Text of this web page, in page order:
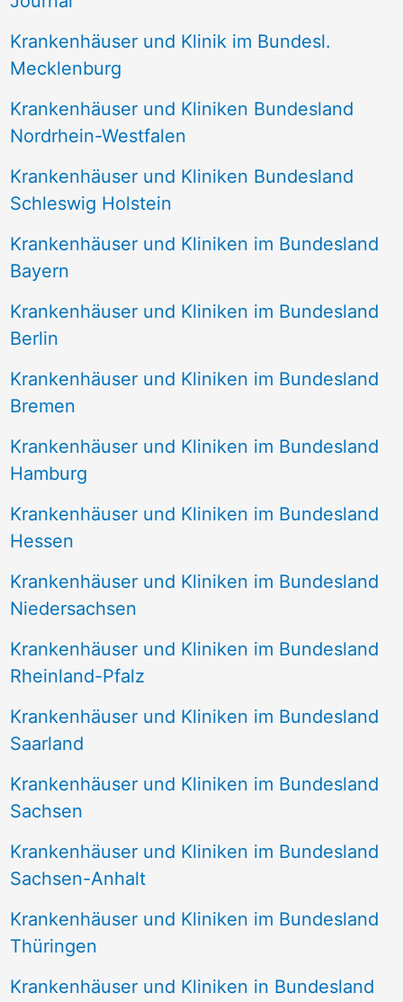
c
:
Krankenhäuser und Klinik im Bundesl.
Mecklenburg
Krankenhäuser und Kliniken Bundesland
Nordrhein-Westfalen
Krankenhäuser und Kliniken Bundesland
Schleswig Holstein
Krankenhäuser und Kliniken im Bundesland
Bayern
Krankenhäuser und Kliniken im Bundesland
Berlin
Krankenhäuser und Kliniken im Bundesland
Bremen
Krankenhäuser und Kliniken im Bundesland
Hamburg
Krankenhäuser und Kliniken im Bundesland
Hessen
Krankenhäuser und Kliniken im Bundesland
Niedersachsen
Krankenhäuser und Kliniken im Bundesland
Rheinland-Pfalz
Krankenhäuser und Kliniken im Bundesland
Saarland
Krankenhäuser und Kliniken im Bundesland
Sachsen
Krankenhäuser und Kliniken im Bundesland
Sachsen-Anhalt
Krankenhäuser und Kliniken im Bundesland
Thüringen
Krankenhäuser und Kliniken in Bundesland